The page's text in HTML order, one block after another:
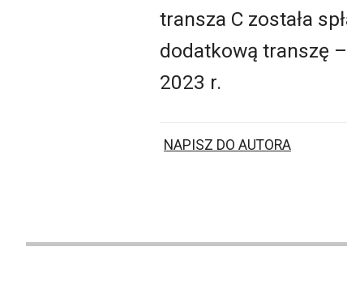
transza C została
dodatkową transzę
2023 r.
NAPISZ DO AUTORA